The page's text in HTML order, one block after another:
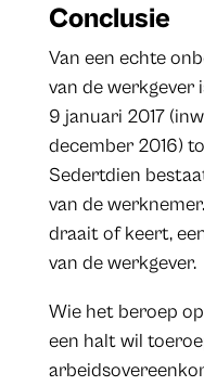
Conclusie
Van een echte
van de werkgever
9 januari 2017
december 2016)
Sedertdien
van de
draait of keert,
van de werkgever.
Wie het beroep
een halt wil